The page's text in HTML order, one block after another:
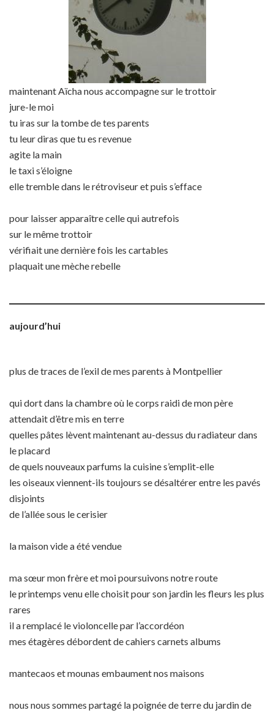
maintenant Aïcha nous accompagne sur le trottoir
jure-le moi
tu iras sur la tombe de tes parents
tu leur diras que tu es revenue
agite la main
le taxi s’éloigne
elle tremble dans le rétroviseur et puis s’efface
pour laisser apparaître celle qui autrefois
sur le même trottoir
vérifiait une dernière fois les cartables
plaquait une mèche rebelle
aujourd’hui
plus de traces de l’exil de mes parents à Montpellier
qui dort dans la chambre où le corps raidi de mon père
attendait d’être mis en terre
quelles pâtes lèvent maintenant au-dessus du radiateur dans
le placard
de quels nouveaux parfums la cuisine s’emplit-elle
les oiseaux viennent-ils toujours se désaltérer entre les pavés
disjoints
de l’allée sous le cerisier
la maison vide a été vendue
ma sœur mon frère et moi poursuivons notre route
le printemps venu elle choisit pour son jardin les fleurs les plus
rares
il a remplacé le violoncelle par l’accordéon
mes étagères débordent de cahiers carnets albums
mantecaos et mounas embaument nos maisons
nous nous sommes partagé la poignée de terre du jardin de